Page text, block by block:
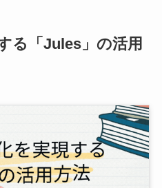
る「Jules」の活用